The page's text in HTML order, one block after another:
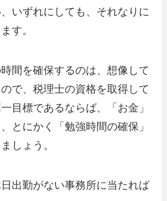
いずれにしても、それなりに
す。
間を確保するのは、想像して
で、税理士の資格を取得して
目標であるならば、「お金」
とにかく「勉強時間の確保」
しょう。
出勤がない事務所に当たれば